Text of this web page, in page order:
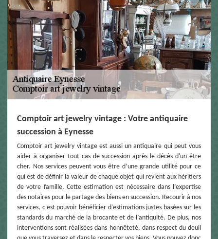
Comptoir art jewelry vintage : Votre antiquaire
succession à Eynesse
Comptoir art jewelry vintage est aussi un antiquaire qui peut vous
aider à organiser tout cas de succession après le décès d'un être
cher. Nos services peuvent vous être d’une grande utilité pour ce
qui est de définir la valeur de chaque objet qui revient aux héritiers
de votre famille. Cette estimation est nécessaire dans l’expertise
des notaires pour le partage des biens en succession. Recourir à nos
services, c'est pouvoir bénéficier d'estimations justes basées sur les
standards du marché de la brocante et de l’antiquité. De plus, nos
interventions sont réalisées dans honnêteté, dans respect du deuil